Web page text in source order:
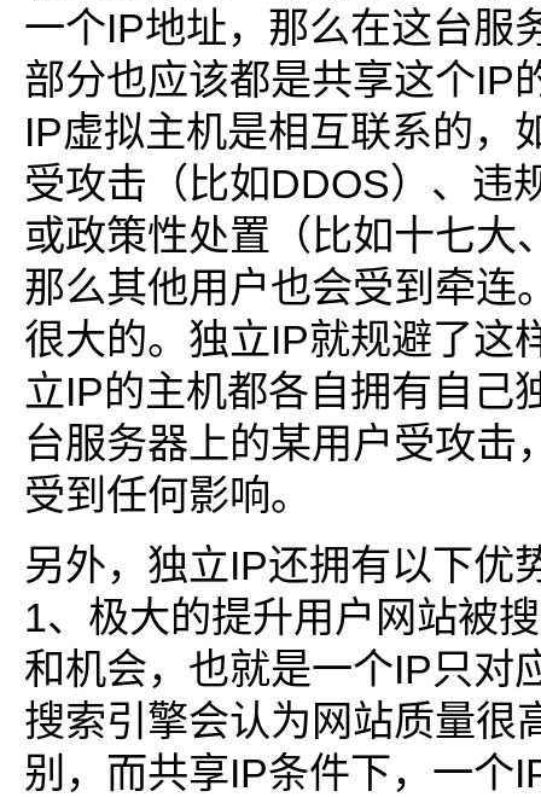
一个IP地址，那么在这台服
部分也应该都是共享这个IP
IP虚拟主机是相互联系的，
受攻击（比如DDOS）、违
或政策性处置（比如十七大
那么其他用户也会受到牵连
很大的。独立IP就规避了这
立IP的主机都各自拥有自己
台服务器上的某用户受攻击
受到任何影响。
另外，独立IP还拥有以下优
1、极大的提升用户网站被
和机会，也就是一个IP只对
搜索引擎会认为网站质量很
别，而共享IP条件下，一个